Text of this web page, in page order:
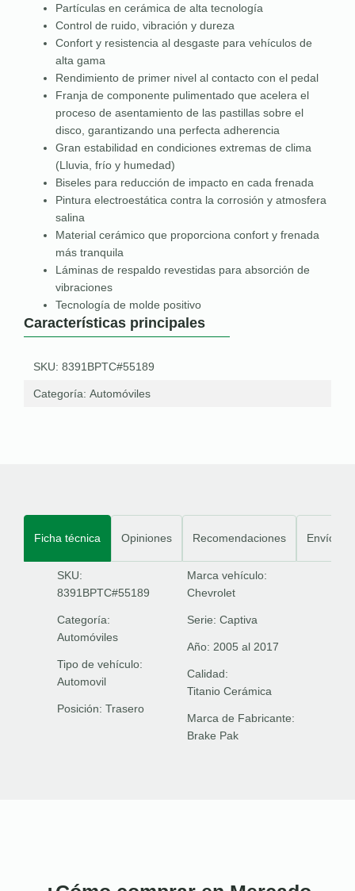
Partículas en cerámica de alta tecnología
Control de ruido, vibración y dureza
Confort y resistencia al desgaste para vehículos de
alta gama
Rendimiento de primer nivel al contacto con el pedal
Franja de componente pulimentado que acelera el
proceso de asentamiento de las pastillas sobre el
disco, garantizando una perfecta adherencia
Gran estabilidad en condiciones extremas de clima
(Lluvia, frío y humedad)
Biseles para reducción de impacto en cada frenada
Pintura electroestática contra la corrosión y atmosfera
salina
Material cerámico que proporciona confort y frenada
más tranquila
Láminas de respaldo revestidas para absorción de
vibraciones
Tecnología de molde positivo
Características principales
SKU: 8391BPTC#55189
Categoría: Automóviles
Ficha técnica Opiniones Recomendaciones Envíos
SKU:
8391BPTC#55189
Categoría:
Automóviles
Tipo de vehículo:
Automovil
Posición: Trasero
Marca vehículo:
Chevrolet
Serie: Captiva
Año: 2005 al 2017
Calidad:
Titanio Cerámica
Marca de Fabricante:
Brake Pak